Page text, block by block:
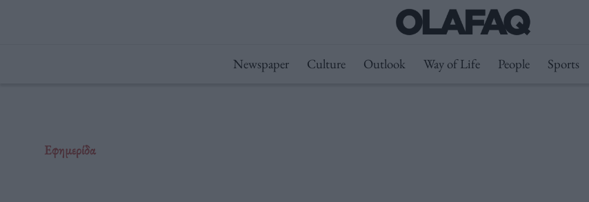
Newspaper Culture Outlook Way of Life People Sports
Εφημερίδα